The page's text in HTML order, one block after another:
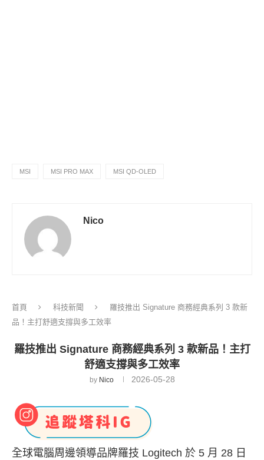
MSI MSI PRO MAX MSI QD-OLED
Nico
首頁 科技新聞
羅技推出 Signature 商務經典系列 3 款新
品！主打舒適支撐與多工效率
羅技推出 Signature 商務經典系列 3 款新品！主打
舒適支撐與多工效率
by Nico 2026-05-28
全球電腦周邊領導品牌羅技 Logitech 於 5 月 28 日